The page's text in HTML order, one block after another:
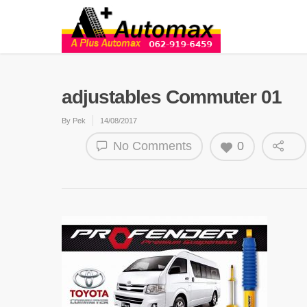
adjustables Commuter 01
By Pek 14/08/2017
No Comments 0